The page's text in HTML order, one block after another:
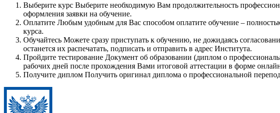
Выберите курс Выберите необходимую Вам продолжительность
оформления заявки на обучение.
Оплатите Любым удобным для Вас способом оплатите обучение –
курса.
Обучайтесь Можете сразу приступать к обучению, не дожидаясь
останется их распечатать, подписать и отправить в адрес Института.
Пройдите тестирование Документ об образовании (диплом о
рабочих дней после прохождения Вами итоговой аттестации в форме
Получите диплом Получить оригинал диплома о профессиональной